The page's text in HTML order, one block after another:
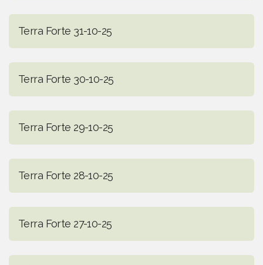
Terra Forte 31-10-25
Terra Forte 30-10-25
Terra Forte 29-10-25
Terra Forte 28-10-25
Terra Forte 27-10-25